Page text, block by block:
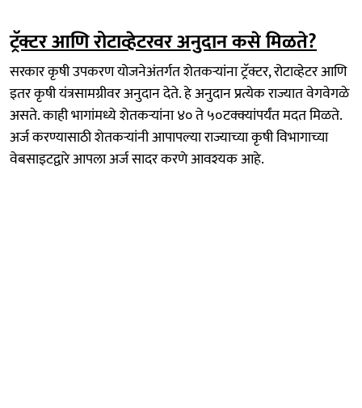
ट्रॅक्टर आणि रोटाव्हेटरवर अनुदान कसे मिळते?
सरकार कृषी उपकरण योजनेअंतर्गत शेतकऱ्यांना ट्रॅक्टर, रोटाव्हेटर आणि
इतर कृषी यंत्रसामग्रीवर अनुदान देते. हे अनुदान प्रत्येक राज्यात वेगवेगळे
असते. काही भागांमध्ये शेतकऱ्यांना ४० ते ५०टक्क्यांपर्यंत मदत मिळते.
अर्ज करण्यासाठी शेतकऱ्यांनी आपापल्या राज्याच्या कृषी विभागाच्या
वेबसाइटद्वारे आपला अर्ज सादर करणे आवश्यक आहे.